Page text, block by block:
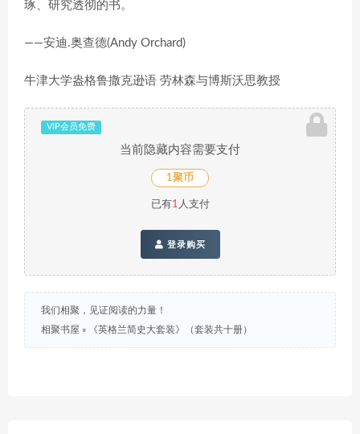
琢、研究透彻的书。
——安迪.奥查德(Andy Orchard)
牛津大学盎格鲁撒克逊语 劳林森与博斯沃思教授
VIP会员免费
当前隐藏内容需要支付
1聚币
已有1 人支付
登录购买
我们相聚，见证阅读的力量！
相聚书屋 » 《英格兰简史大套装》（套装共十册）